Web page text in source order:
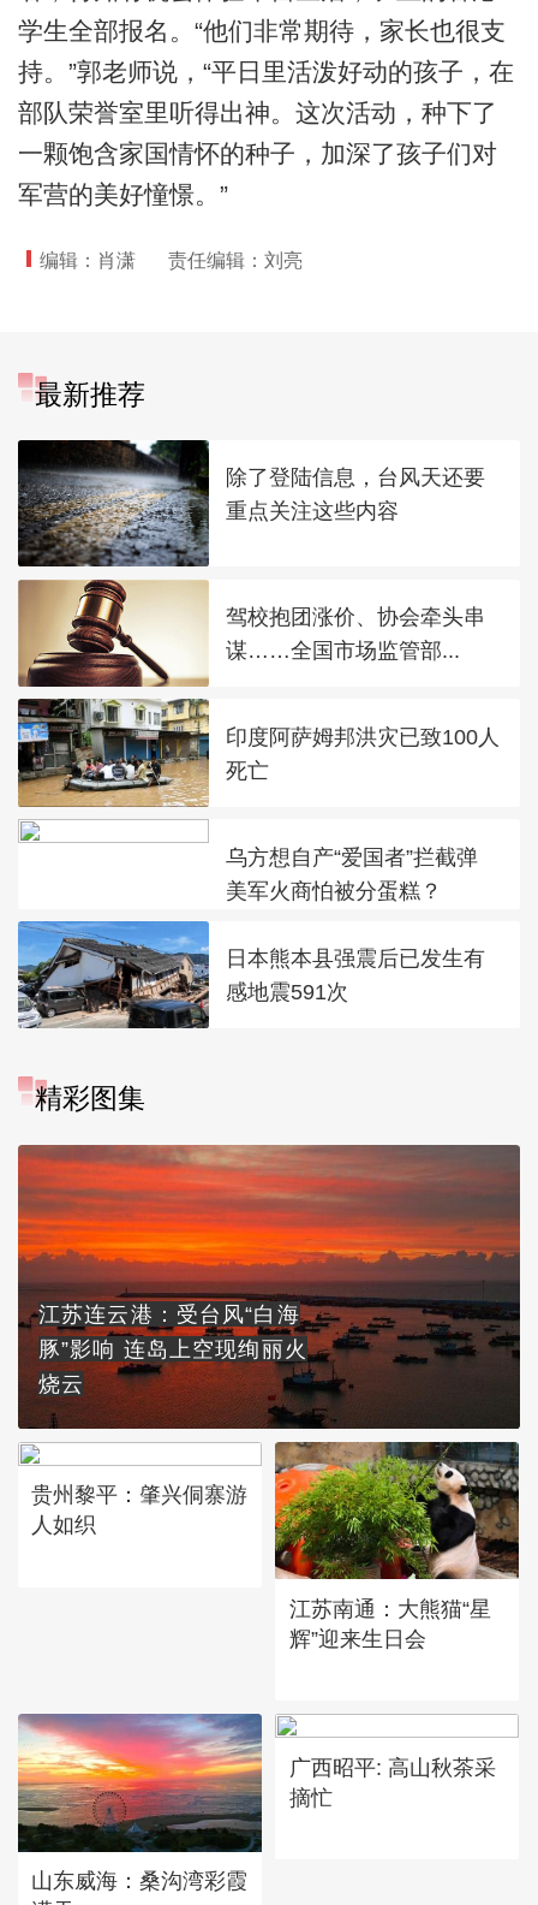
学生全部报名。“他们非常期待，家长也很支
持。”郭老师说，“平日里活泼好动的孩子，在
部队荣誉室里听得出神。这次活动，种下了
一颗饱含家国情怀的种子，加深了孩子们对
军营的美好憧憬。”
编辑：肖潇 责任编辑：刘亮
最新推荐
除了登陆信息，台风天还要
重点关注这些内容
驾校抱团涨价、协会牵头串
谋……全国市场监管部...
印度阿萨姆邦洪灾已致100人
死亡
乌方想自产“爱国者”拦截弹
美军火商怕被分蛋糕？
日本熊本县强震后已发生有
感地震591次
精彩图集
江苏连云港：受台风“白海
豚”影响 连岛上空现绚丽火
烧云
贵州黎平：肇兴侗寨游
人如织
江苏南通：大熊猫“星
辉”迎来生日会
山东威海：桑沟湾彩霞
广西昭平: 高山秋茶采
摘忙